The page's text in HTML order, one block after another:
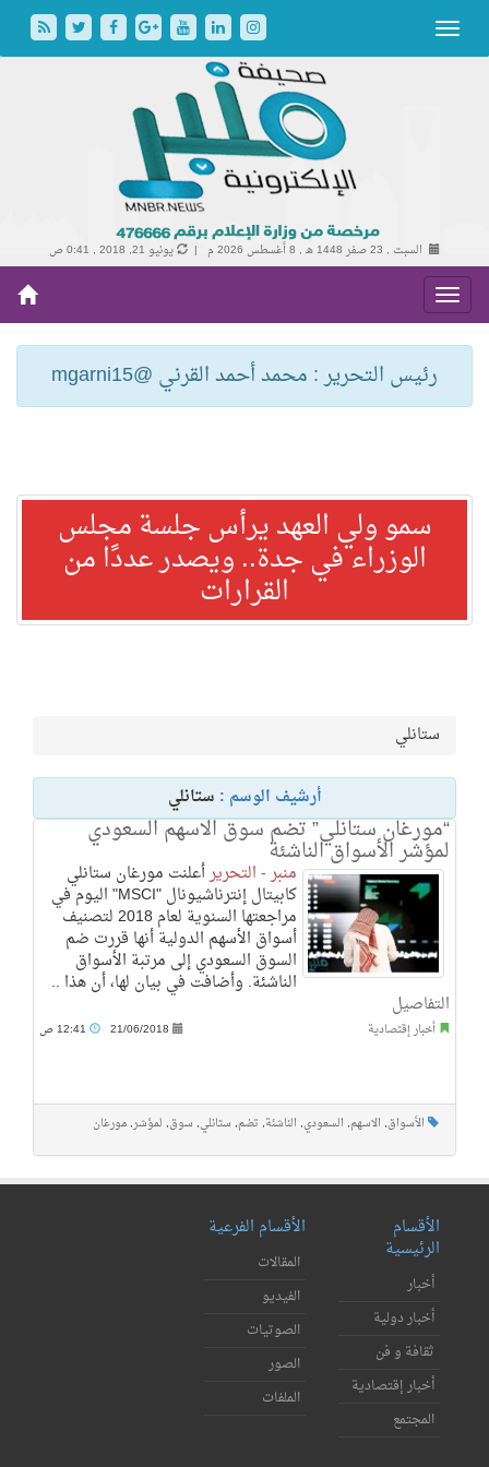
السبت , 23 صفر 1448 هـ , 8 أغسطس 2026 م | يونيو 21, 2018 , 0:41 ص
رئيس التحرير : محمد أحمد القرني @mgarni15
سمو ولي العهد يرأس جلسة مجلس
الوزراء في جدة.. ويصدر عددًا من
القرارات
ستانلي
أرشيف الوسم : ستانلي
“مورغان ستانلي” تضم سوق الاسهم السعودي
لمؤشر الأسواق الناشئة
منبر - التحريرأعلنت مورغان ستانلي
كابيتال إنترناشيونال "MSCI" اليوم في
مراجعتها السنوية لعام 2018 لتصنيف
أسواق الأسهم الدولية أنها قررت ضم
السوق السعودي إلى مرتبة الأسواق
الناشئة. وأضافت في بيان لها، أن هذا ..
التفاصيل
أخبار إقتصادية 21/06/2018
الأسواق, الاسهم, السعودي, الناشئة, تضم, ستانلي, سوق, لمؤشر, مورغان
الأقسام
الرئيسية
أخبار
أخبار دولية
ثقافة و فن
أخبار إقتصادية
المجتمع
الأقسام الفرعية
المقالات
الفيديو
الصوتيات
الصور
الملفات